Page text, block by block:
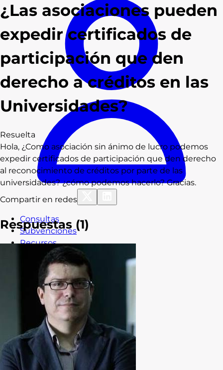
Consultas
Subvenciones
Recursos
Formación
Contacto
Iniciar Sesión
¿Las asociaciones pueden
expedir certificados de
participación que den
derecho a créditos en las
Universidades?
Resuelta
Hola, ¿Como asociación sin ánimo de lucro podemos
expedir certificados de participación que den derecho
al reconocimiento de créditos por parte de las
universidades? ¿cómo podemos hacerlo? Gracias.
Compartir en redes
Respuestas (1)